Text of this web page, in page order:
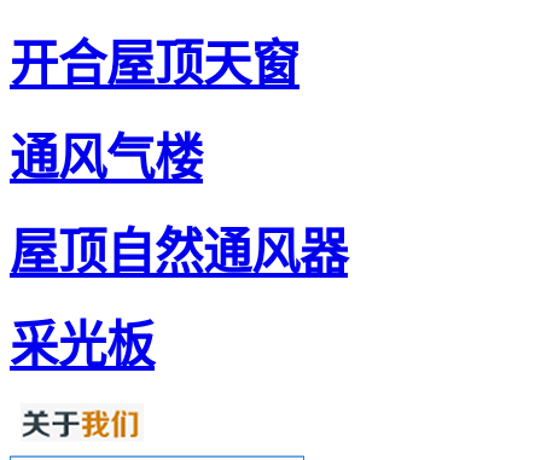
开合屋顶天窗
通风气楼
屋顶自然通风器
采光板